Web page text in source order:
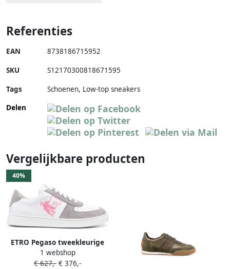
Referenties
EAN 8738186715952
SKU S12170300818671595
Tags
Schoenen, Low-top sneakers
Delen
Vergelijkbare producten
40%
ETRO Pegaso tweekleurige
sneakers Grijs
1 webshop
€ 627,- € 376,-